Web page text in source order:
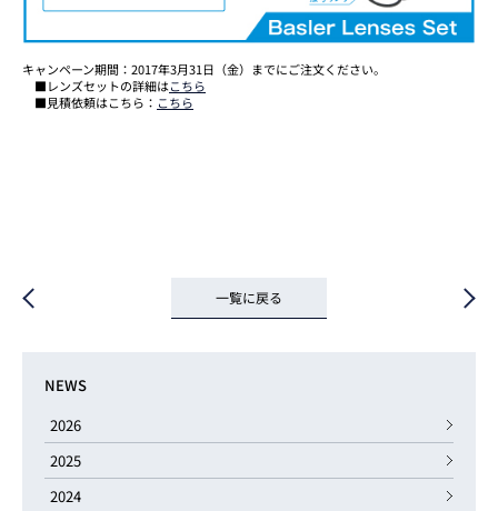
キャンペーン期間：2017年3月31日（金）までにご注文ください。
■レンズセットの詳細はこちら
■見積依頼はこちら： こちら
一覧に戻る
NEWS
2026
2025
2024